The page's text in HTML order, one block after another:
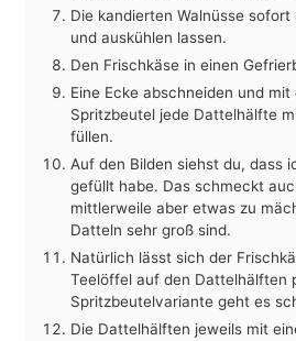
Die kandierten Walnüsse
und auskühlen lassen.
Den Frischkäse in einen
Eine Ecke abschneiden und
Spritzbeutel jede Dattelhälfte
füllen.
Auf den Bilden siehst du, dass
gefüllt habe. Das schmeckt
mittlerweile aber etwas zu
Datteln sehr groß sind.
Natürlich lässt sich der
Teelöffel auf den Dattelhälften
Spritzbeutelvariante geht es
Die Dattelhälften jeweils mit